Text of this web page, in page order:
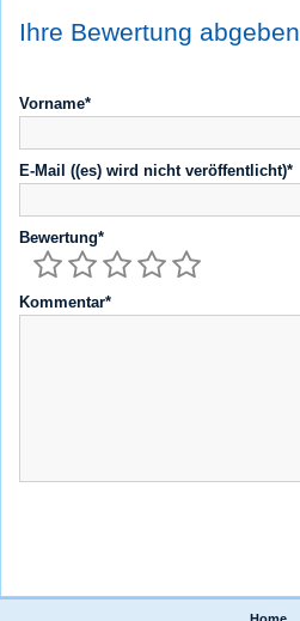
Ihre Bewertung abgeben
Vorname*
E-Mail ((es) wird nicht veröffentlicht)*
Bewertung*
Kommentar*